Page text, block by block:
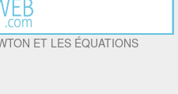
ET LES ÉQUATIONS